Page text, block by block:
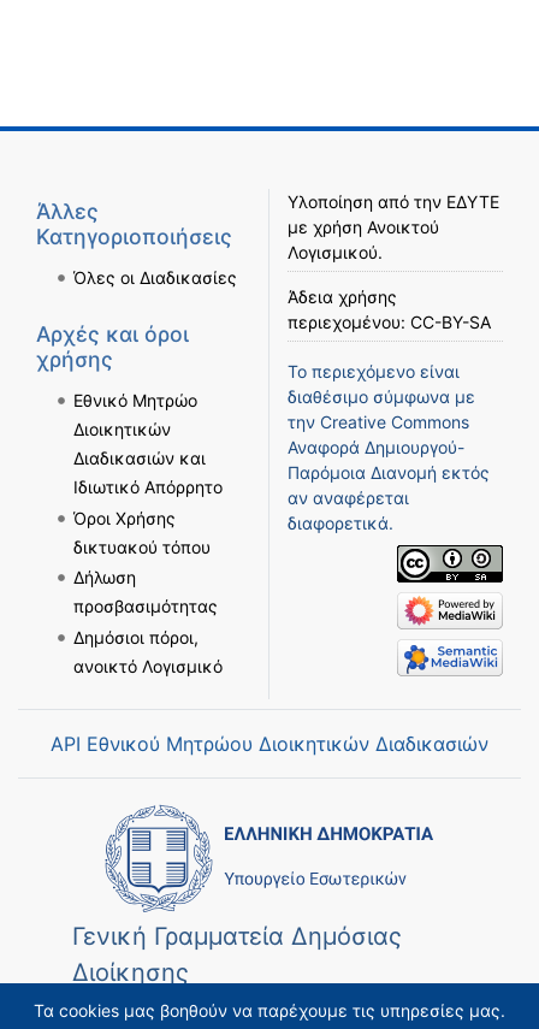
Τα cookies μας βοηθούν να παρέχουμε τις υπηρεσίες μας.
Άλλες
Κατηγοριοποιήσεις
Όλες οι Διαδικασίες
Αρχές και όροι
χρήσης
Εθνικό Μητρώο
Διοικητικών
Διαδικασιών και
Ιδιωτικό Απόρρητο
Όροι Χρήσης
δικτυακού τόπου
Δήλωση
προσβασιμότητας
Δημόσιοι πόροι,
ανοικτό Λογισμικό
Υλοποίηση από την ΕΔΥΤΕ
με χρήση Ανοικτού
Λογισμικού.
Άδεια χρήσης
περιεχομένου: CC-BY-SA
Το περιεχόμενο είναι
διαθέσιμο σύμφωνα με
την Creative Commons
Αναφορά Δημιουργού-
Παρόμοια Διανομή εκτός
αν αναφέρεται
διαφορετικά.
API Εθνικού Μητρώου Διοικητικών Διαδικασιών
Γενική Γραμματεία Δημόσιας
Διοίκησης